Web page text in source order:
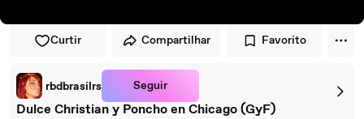
Curtir Compartilhar Favorito
rbdbrasilrs Seguir
Dulce Christian y Poncho en Chicago (GyF)